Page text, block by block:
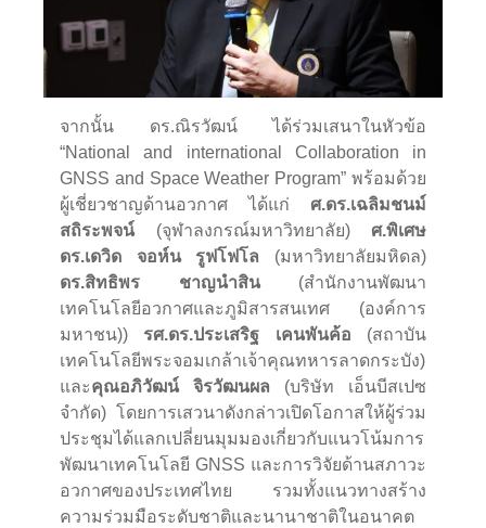
จากนั้น ดร.ณิรวัฒน์ ได้ร่วมเสนาในหัวข้อ
“National and international Collaboration in
GNSS and Space Weather Program” พร้อมด้วย
ผู้เชี่ยวชาญด้านอวกาศ ได้แก่ ศ.ดร.เฉลิมชนม์
สถิระพจน์ (จุฬาลงกรณ์มหาวิทยาลัย) ศ.พิเศษ
ดร.เดวิด จอห์น รูฟโฟโล (มหาวิทยาลัยมหิดล)
ดร.สิทธิพร ชาญนำสิน(สำนักงานพัฒนา
เทคโนโลยีอวกาศและภูมิสารสนเทศ (องค์การ
มหาชน)) รศ.ดร.ประเสริฐ เคนพันค้อ (สถาบัน
เทคโนโลยีพระจอมเกล้าเจ้าคุณทหารลาดกระบัง)
และคุณอภิวัฒน์ จิรวัฒนผล (บริษัท เอ็นบีสเปซ
จำกัด) โดยการเสวนาดังกล่าวเปิดโอกาสให้ผู้ร่วม
ประชุมได้แลกเปลี่ยนมุมมองเกี่ยวกับแนวโน้มการ
พัฒนาเทคโนโลยี GNSS และการวิจัยด้านสภาวะ
อวกาศของประเทศไทย รวมทั้งแนวทางสร้าง
ความร่วมมือระดับชาติและนานาชาติในอนาคต